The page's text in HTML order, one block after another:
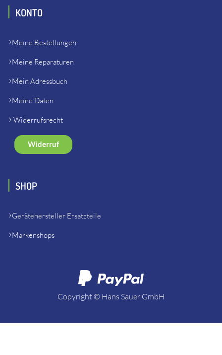
KONTO
Meine Bestellungen
Meine Reparaturen
Mein Adressbuch
Meine Daten
Widerrufsrecht
Widerruf
SHOP
Gerätehersteller Ersatzteile
Markenshops
Copyright © Hans Sauer GmbH